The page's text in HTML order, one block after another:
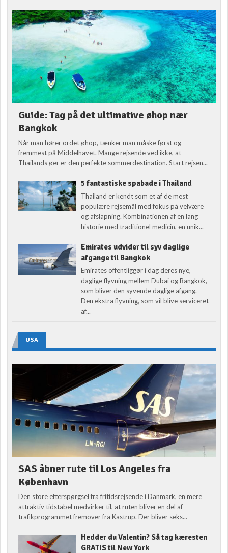
Guide: Tag på det ultimative øhop nær
Bangkok
Når man hører ordet øhop, tænker man måske først og
fremmest på Middelhavet. Mange rejsende ved ikke, at
Thailands øer er den perfekte sommerdestination. Start rejsen...
5 fantastiske spabade i Thailand
Thailand er kendt som et af de mest
populære rejsemål med fokus på velvære
og afslapning. Kombinationen af en lang
historie med traditionel medicin, en unik...
Emirates udvider til syv daglige
afgange til Bangkok
Emirates offentliggør i dag deres nye,
daglige flyvning mellem Dubai og Bangkok,
som bliver den syvende daglige afgang.
Den ekstra flyvning, som vil blive serviceret
af...
USA
SAS åbner rute til Los Angeles fra
København
Den store efterspørgsel fra fritidsrejsende i Danmark, en mere
attraktiv tidstabel medvirker til, at ruten bliver en del af
trafikprogrammet fremover fra Kastrup. Der bliver seks...
Hedder du Valentin? Så tag kæresten
GRATIS til New York